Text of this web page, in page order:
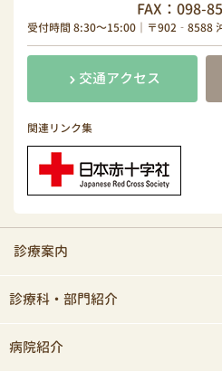
FAX：098-
受付時間 8:30～15:00｜〒902‐8588
交通アクセス
関連リンク集
診療案内
診療科・部門紹介
病院紹介